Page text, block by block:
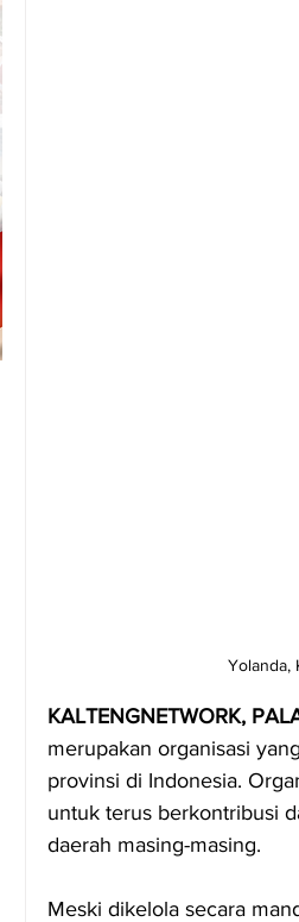
Yolanda,
KALTENGNETWORK,
merupakan organisasi
provinsi di Indonesia.
untuk terus berkontribusi
daerah masing-masing.
Meski dikelola secara